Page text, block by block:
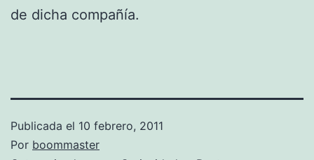
de dicha compañía.
Publicada el 10 febrero, 2011
Por boommaster